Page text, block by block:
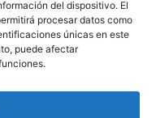
del dispositivo. El
procesar datos como
únicas en este
puede afectar